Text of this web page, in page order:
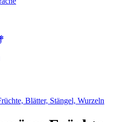
Blätter, Stängel, Wurzeln